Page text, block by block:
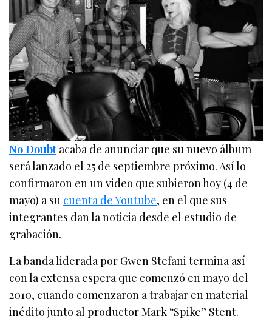
No Doubt acaba de anunciar que su nuevo álbum
será lanzado el 25 de septiembre próximo. Así lo
confirmaron en un video que subieron hoy (4 de
mayo) a su cuenta de Youtube, en el que sus
integrantes dan la noticia desde el estudio de
grabación.
La banda liderada por Gwen Stefani termina así
con la extensa espera que comenzó en mayo del
2010, cuando comenzaron a trabajar en material
inédito junto al productor Mark “Spike” Stent.